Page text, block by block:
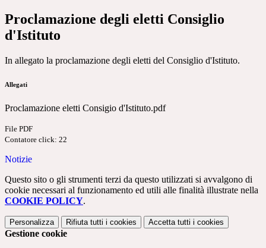
Proclamazione degli eletti Consiglio
d'Istituto
In allegato la proclamazione degli eletti del Consiglio d'Istituto.
Allegati
Proclamazione eletti Consigio d'Istituto.pdf
File PDF
Contatore click: 22
Notizie
Questo sito o gli strumenti terzi da questo utilizzati si avvalgono di
cookie necessari al funzionamento ed utili alle finalità illustrate nella
COOKIE POLICY.
Personalizza Rifiuta tutti i cookies Accetta tutti i cookies
Gestione cookie